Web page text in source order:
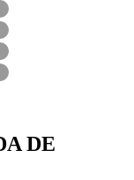
DE